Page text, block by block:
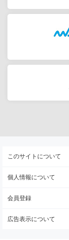
このサイトについて
個人情報について
会員登録
広告表示について